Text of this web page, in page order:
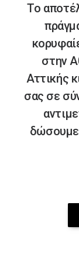
Το
στην
Αττικής
σας σε
δώσουμε